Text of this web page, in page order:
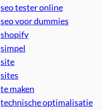
seo tester online
seo voor dummies
shopify
simpel
site
sites
te maken
technische optimalisatie